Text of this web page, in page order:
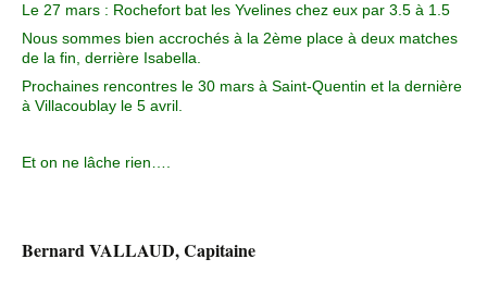
Le 27 mars : Rochefort bat les Yvelines chez eux par 3.5 à 1.5
Nous sommes bien accrochés à la 2ème place à deux matches
de la fin, derrière Isabella.
Prochaines rencontres le 30 mars à Saint-Quentin et la dernière
à Villacoublay le 5 avril.
Et on ne lâche rien….
Bernard VALLAUD, Capitaine